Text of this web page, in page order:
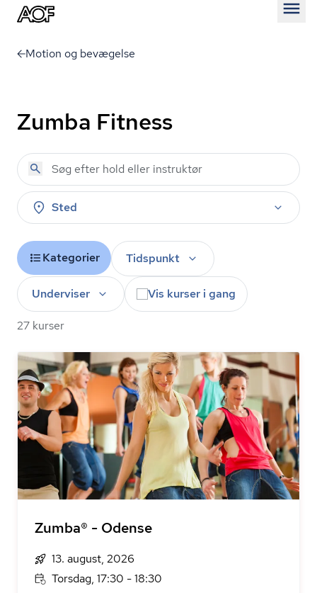
Motion og bevægelse
Zumba Fitness
Sted
Kategorier Tidspunkt
Underviser Vis kurser i gang
27 kurser
Zumba® - Odense
13. august, 2026
Torsdag, 17:30 - 18:30